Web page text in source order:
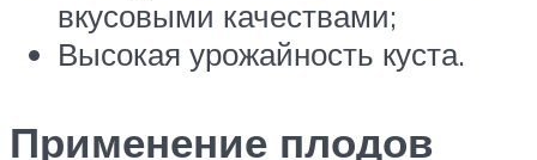
вкусовыми качествами;
Высокая урожайность куста.
Применение плодов